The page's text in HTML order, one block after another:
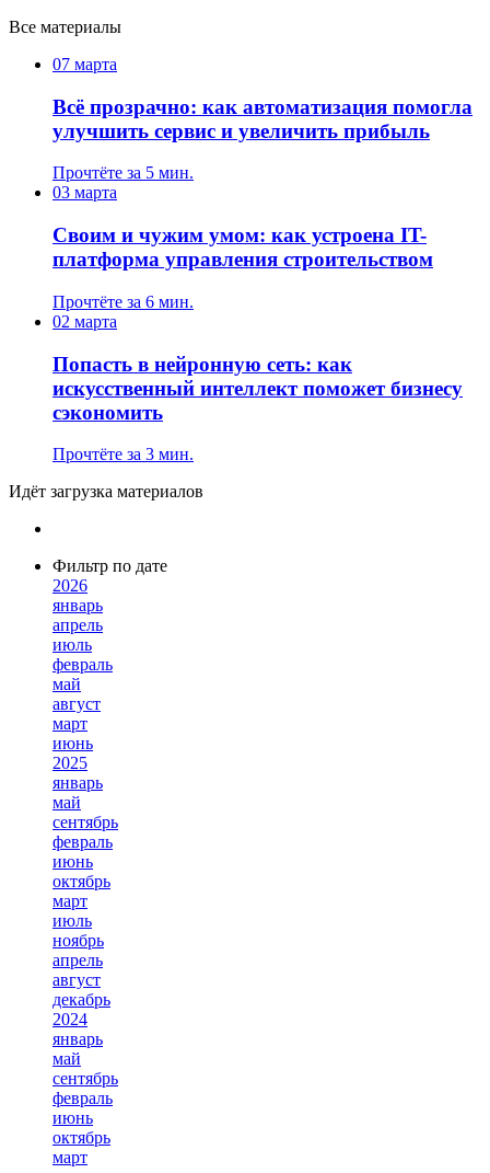
Все материалы
07 марта
Всё прозрачно: как автоматизация помогла
улучшить сервис и увеличить прибыль
Прочтёте за 5 мин.
03 марта
Своим и чужим умом: как устроена IT-
платформа управления строительством
Прочтёте за 6 мин.
02 марта
Попасть в нейронную сеть: как
искусственный интеллект поможет бизнесу
сэкономить
Прочтёте за 3 мин.
Идёт загрузка материалов
Фильтр по дате
2026
январь
апрель
июль
февраль
май
август
март
июнь
2025
январь
май
сентябрь
февраль
июнь
октябрь
март
июль
ноябрь
апрель
август
декабрь
2024
январь
май
сентябрь
февраль
июнь
октябрь
март